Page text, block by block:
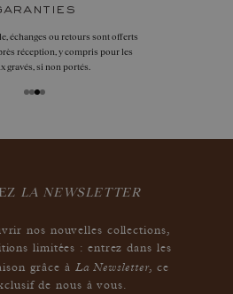
échanges ou retours sont offerts
réception, y compris pour les
gravés, si non portés.
LA NEWSLETTER
nos nouvelles collections,
limitées : entrez dans les
grâce à La Newsletter,ce
de nous à vous.